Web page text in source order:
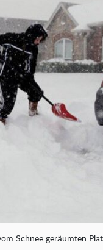
Schnee geräumten